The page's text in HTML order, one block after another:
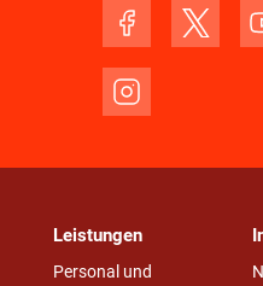
Leistungen
Personal und